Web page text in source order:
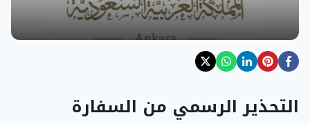
التحذير الرسمي من السفارة